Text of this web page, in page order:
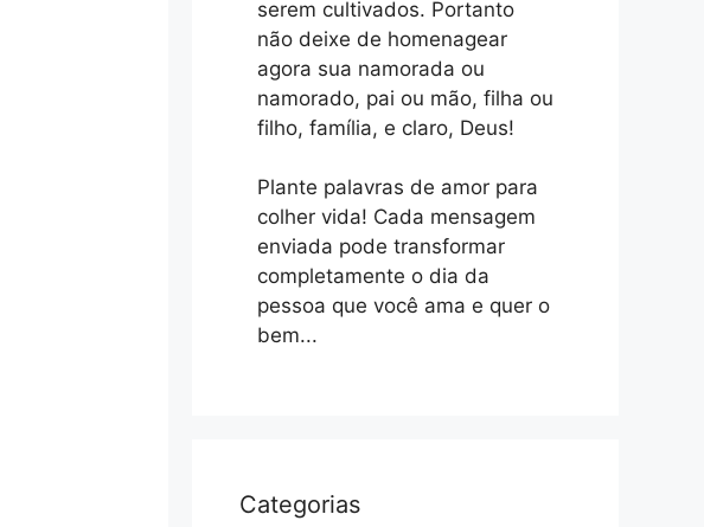
serem cultivados. Portanto
não deixe de homenagear
agora sua namorada ou
namorado, pai ou mão, filha ou
filho, família, e claro, Deus!
Plante palavras de amor para
colher vida! Cada mensagem
enviada pode transformar
completamente o dia da
pessoa que você ama e quer o
bem...
Categorias